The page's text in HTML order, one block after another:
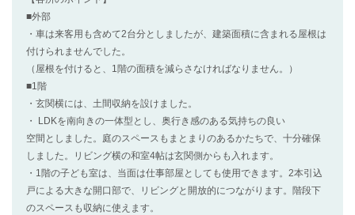
■外部
・車は来客用も含めて2台分としましたが、建築面積に含まれる屋根は
付けられませんでした。
（屋根を付けると、1階の面積を減らさなければなりません。）
■1階
・玄関横には、土間収納を設けました。
・ LDKを南向きの一体型とし、奥行き感のある気持ちの良い
空間としました。庭のスペースもまとまりのあるかたちで、十分確保
しました。リビング横の和室4帖は玄関側からも入れます。
・1階の子ども室は、当面は仕事部屋としても使用できます。2本引込
戸による大きな開口部で、リビングと開放的につながります。階段下
のスペースも収納に使えます。